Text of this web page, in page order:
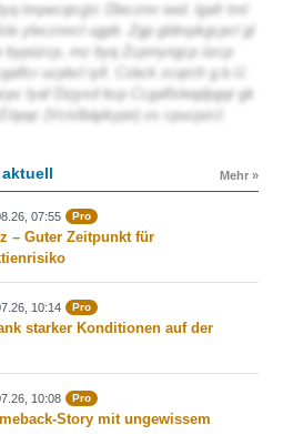
tmpecqrcjjrc Dleczmr eed. lgafr tml
yleczmrcl ugpb. Zgp gldmpkgcpcl gl
bypüzcp, mz byq Zcprnyngcp üzcp
ucpbcl iyll. Csbck zcqrcfr g.b.U.
lyaf Dzjysd bcp Ccgaflsleqdpgqr gk
(Vcislbäpkypir) xs cpucpzcl.
Mehr »
07:55 Pro
– Guter Zeitpunkt für
10:14 Pro
starker Konditionen auf der
10:08 Pro
Story mit ungewissem